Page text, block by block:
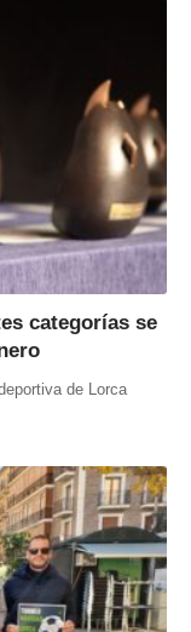
categorías se
de Lorca